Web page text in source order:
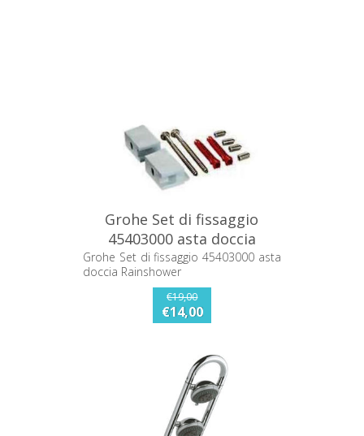
Grohe Set di fissaggio
45403000 asta doccia
Rainshower
Grohe Set di fissaggio 45403000 asta
doccia Rainshower
€19,00
€14,00